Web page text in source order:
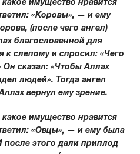
«Коровы», — и ему
(после чего ангел)
благословенной для
к слепому и спросил: «Чего
сказал: «Чтобы Аллах
людей». Тогда ангел
вернул ему зрение.
имущество нравится
«Овцы», — и ему была
после этого дали приплод